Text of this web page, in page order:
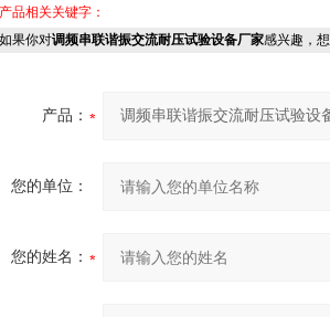
产品相关关键字：
果你对调频串联谐振交流耐压试验设备厂家感兴趣，
产品：
您的单位：
您的姓名：